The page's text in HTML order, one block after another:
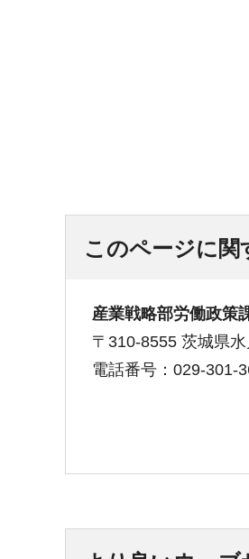
このページに関
産業戦略部労働政策
〒310-8555 茨城県
電話番号：029-301-